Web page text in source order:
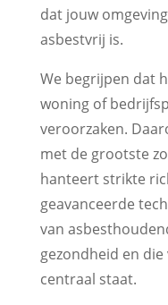
dat jouw
asbestvrij is.
We begrijpen dat
woning of
veroorzaken.
met de grootste
hanteert strikte
geavanceerde
van
gezondheid en
centraal staat.